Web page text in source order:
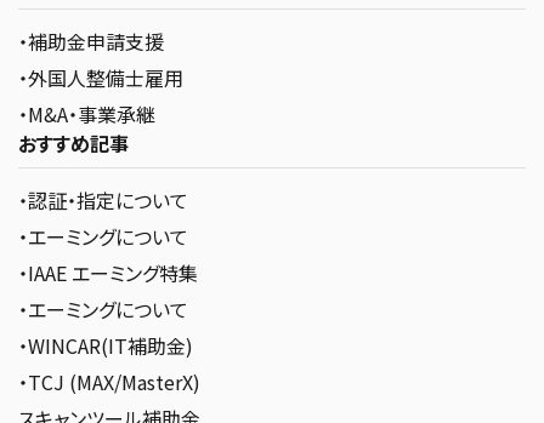
・補助金申請支援
・外国人整備士雇用
・M&A・事業承継
おすすめ記事
・認証・指定について
・エーミングについて
・IAAE エーミング特集
・エーミングについて
・WINCAR(IT補助金)
・TCJ (MAX/MasterX)